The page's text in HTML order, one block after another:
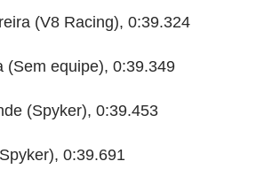
(V8 Racing), 0:39.324
(Sem equipe), 0:39.349
(Spyker), 0:39.453
0:39.691